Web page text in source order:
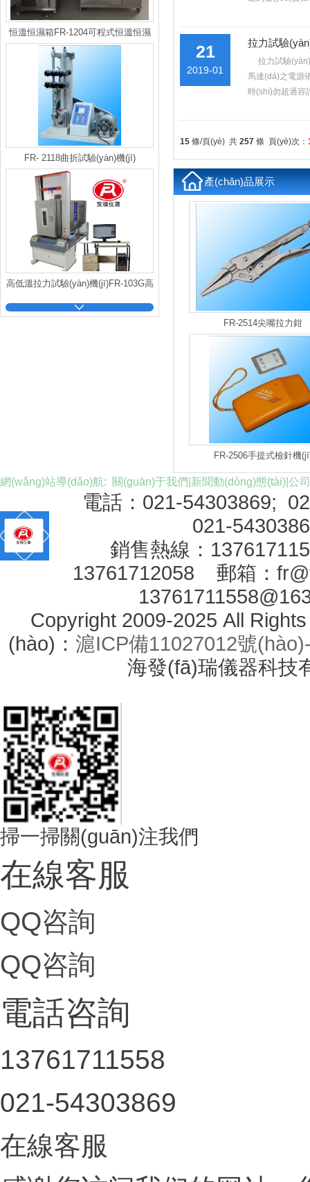
恒溫恒濕箱FR-1204可程式恒溫恒濕
FR- 2118曲折試驗(yàn)機(jī)
高低溫拉力試驗(yàn)機(jī)FR-103G高
低溫拉力機(jī)廠家，拉力機(jī)價(jià)
21
2019-01
拉力試驗
拉力試驗
馬達(dá)之電源依
時(shí)勿超過容
15 條/頁(yè) 共 257 條 頁(yè)次：
產(chǎn)品展示
FR-2514尖嘴拉力鉗
FR-2506手提式檢針機
網(wǎng)站導(dǎo)航: 關(guān)于我們 新聞動(dòng)態(tài) 公
電話：021-54303869;
021-
銷售熱線：
13761712058 郵箱：
Copyright 2009-2025 All
(hào)： 滬ICP備11027012號
海發(fā)瑞儀器科技
掃一掃關(guān)注我們
在線客服
QQ咨詢
QQ咨詢
電話咨詢
13761711558
021-54303869
在線客服